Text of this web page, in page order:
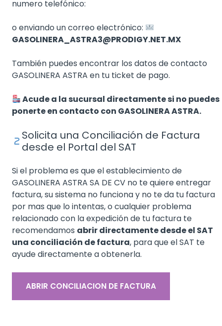
numero telefónico:
o enviando un correo electrónico:
GASOLINERA_ASTRA3@PRODIGY.NET.MX
También puedes encontrar los datos de contacto
GASOLINERA ASTRA en tu ticket de pago.
Acude a la sucursal directamente si no puedes
ponerte en contacto con GASOLINERA ASTRA.
Solicita una Conciliación de Factura
desde el Portal del SAT
Si el problema es que el establecimiento de
GASOLINERA ASTRA SA DE CV no te quiere entregar
factura, su sistema no funciona y no te da tu factura
por mas que lo intentas, o cualquier problema
relacionado con la expedición de tu factura te
recomendamos abrir directamente desde el SAT
una conciliación de factura, para que el SAT te
ayude directamente a obtenerla.
ABRIR CONCILIACION DE FACTURA